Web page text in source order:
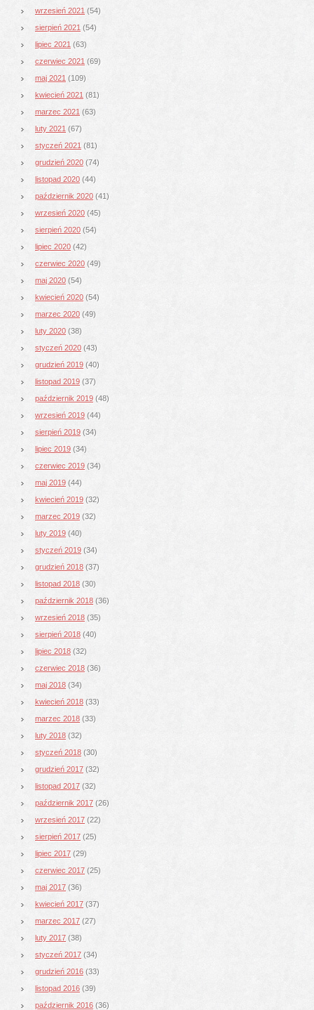
wrzesień 2021 (54)
sierpień 2021 (54)
lipiec 2021 (63)
czerwiec 2021 (69)
maj 2021 (109)
kwiecień 2021 (81)
marzec 2021 (63)
luty 2021 (67)
styczeń 2021 (81)
grudzień 2020 (74)
listopad 2020 (44)
październik 2020 (41)
wrzesień 2020 (45)
sierpień 2020 (54)
lipiec 2020 (42)
czerwiec 2020 (49)
maj 2020 (54)
kwiecień 2020 (54)
marzec 2020 (49)
luty 2020 (38)
styczeń 2020 (43)
grudzień 2019 (40)
listopad 2019 (37)
październik 2019 (48)
wrzesień 2019 (44)
sierpień 2019 (34)
lipiec 2019 (34)
czerwiec 2019 (34)
maj 2019 (44)
kwiecień 2019 (32)
marzec 2019 (32)
luty 2019 (40)
styczeń 2019 (34)
grudzień 2018 (37)
listopad 2018 (30)
październik 2018 (36)
wrzesień 2018 (35)
sierpień 2018 (40)
lipiec 2018 (32)
czerwiec 2018 (36)
maj 2018 (34)
kwiecień 2018 (33)
marzec 2018 (33)
luty 2018 (32)
styczeń 2018 (30)
grudzień 2017 (32)
listopad 2017 (32)
październik 2017 (26)
wrzesień 2017 (22)
sierpień 2017 (25)
lipiec 2017 (29)
czerwiec 2017 (25)
maj 2017 (36)
kwiecień 2017 (37)
marzec 2017 (27)
luty 2017 (38)
styczeń 2017 (34)
grudzień 2016 (33)
listopad 2016 (39)
październik 2016 (36)